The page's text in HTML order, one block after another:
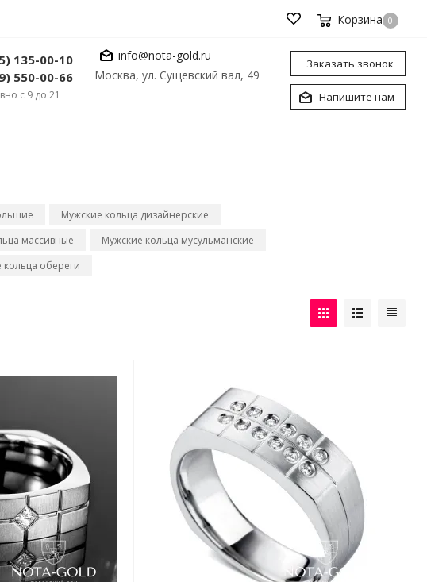
Корзина 0
135-00-10
550-00-66
с 9 до 21
info@nota-gold.ru
Москва, ул. Сущевский вал, 49
Заказать звонок
Напишите нам
Мужские кольца дизайнерские
массивные
Мужские кольца мусульманские
кольца обереги